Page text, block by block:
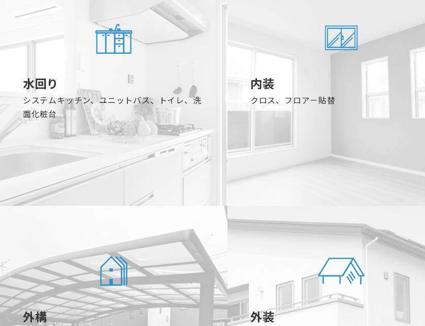
水回り
システムキッチン、ユニットバス、トイレ、洗
面化粧台
内装
クロス、フロア－貼替
外構 外装